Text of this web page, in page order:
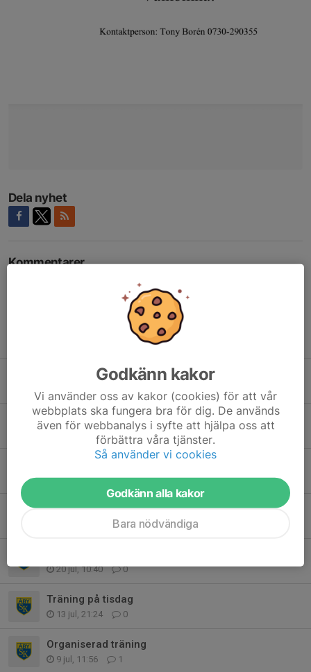
Dela nyhet
Kommentarer
Organiserad träning
Info
1 aug, 19:03 1
26 jul, 22:21 0
Tävling
0
20 jul, 10:40 0
Träning på tisdag
13 jul, 21:24 0
Organiserad träning
9 jul, 11:56 1
Godkänn kakor
Vi använder oss av kakor (cookies) för att vår
webbplats ska fungera bra för dig. De används
även för webbanalys i syfte att hjälpa oss att
förbättra våra tjänster.
Så använder vi cookies
Godkänn alla kakor
Bara nödvändiga